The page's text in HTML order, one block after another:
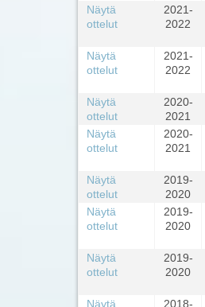
Näytä
ottelut
2021-
2022
Näytä
ottelut
2021-
2022
Näytä
ottelut
2020-
2021
Näytä
ottelut
2020-
2021
Näytä
ottelut
2019-
2020
Näytä
ottelut
2019-
2020
Näytä
ottelut
2019-
2020
Näytä
2018-